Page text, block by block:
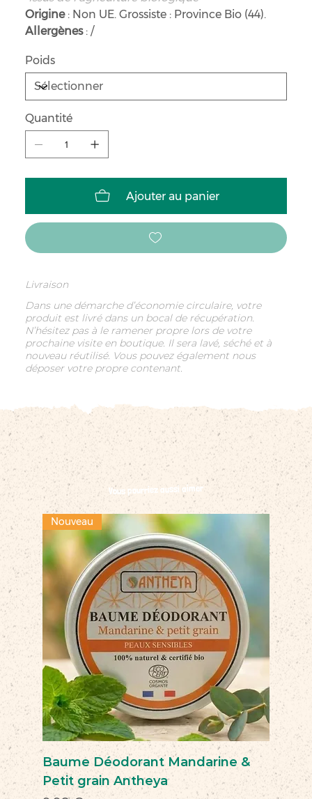
Origine: Non UE. Grossiste : Province Bio (44).
Allergènes: /
Poids
Quantité
Ajouter au panier
Livraison
Dans une démarche d’économie circulaire, votre
produit est livré dans un bocal de récupération.
N’hésitez pas à le ramener propre lors de votre
prochaine visite en boutique. Il sera lavé, séché et à
nouveau réutilisé. Vous pouvez également nous
déposer votre propre contenant.
Vous pourriez aussi aimer
Nouveau
Baume Déodorant Mandarine &
Petit grain Antheya